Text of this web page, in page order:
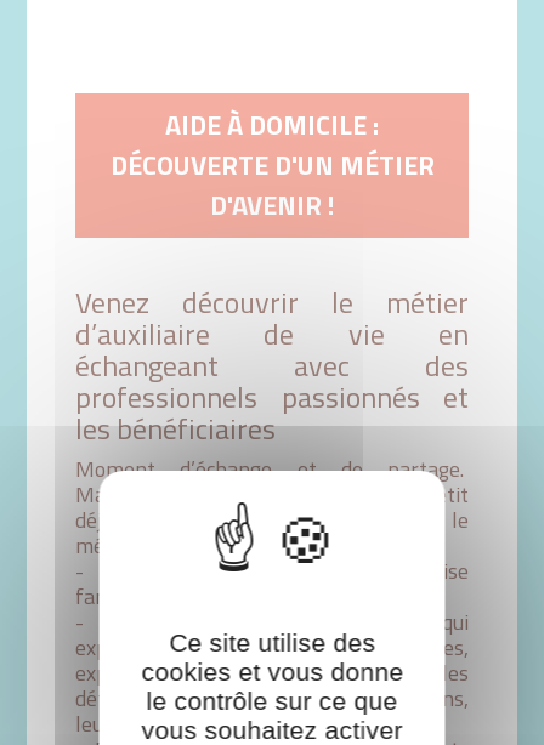
AIDE À DOMICILE :
DÉCOUVERTE D'UN MÉTIER
D'AVENIR !
Venez découvrir le métier
d’auxiliaire de vie en
échangeant avec des
professionnels passionnés et
les bénéficiaires
Moment d’échange et de partage.
Matinée conviviale autour d’un petit
déjeuner afin de pouvoir échanger sur le
métier d’auxiliaire de vie.
- Présentation de notre entreprise
familiale
- Présence d’auxiliaires de vie qui
expliqueront leurs parcours, diplômes,
expérience. Mais également elles
détailleront leurs missions, fonctions,
leurs ressentis.
Ce site utilise des
cookies et vous donne
le contrôle sur ce que
vous souhaitez activer